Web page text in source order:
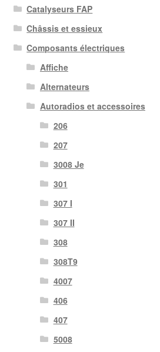
Catalyseurs FAP
Châssis et essieux
Composants électriques
Affiche
Alternateurs
Autoradios et accessoires
206
207
3008 Je
301
307 I
307 II
308
308T9
4007
406
407
5008